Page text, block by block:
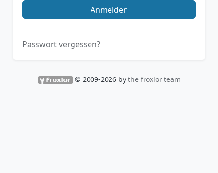
Anmelden
Passwort vergessen?
© 2009-2026 by the froxlor team